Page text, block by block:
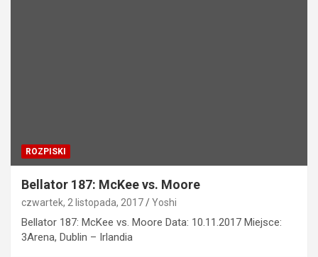
ROZPISKI
Bellator 187: McKee vs. Moore
czwartek, 2 listopada, 2017 Yoshi
Bellator 187: McKee vs. Moore Data: 10.11.2017 Miejsce:
3Arena, Dublin – Irlandia